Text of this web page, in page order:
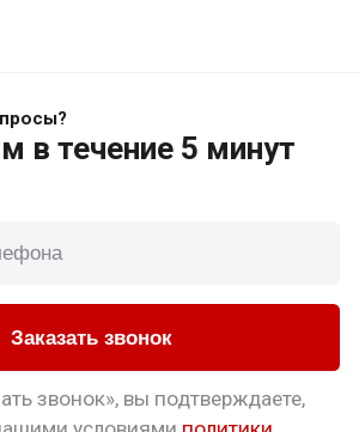
в течение 5 минут
Заказать звонок
звонок», вы подтверждаете,